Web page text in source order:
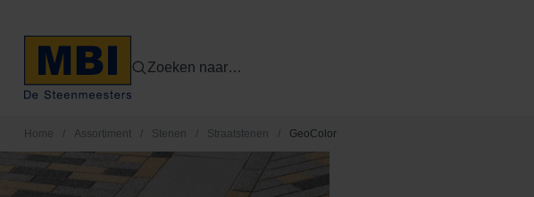
Zoeken naar…
Home / Assortiment / Stenen / Straatstenen / GeoColor